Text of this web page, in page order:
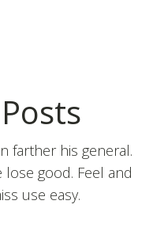
farther his general.
good. Feel and
use easy.